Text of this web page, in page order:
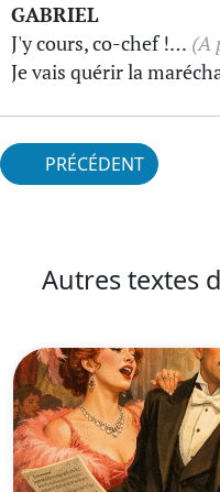
GABRIEL
J'y cours, co-chef !… (A
Je vais quérir la
PRÉCÉDENT
Autres textes